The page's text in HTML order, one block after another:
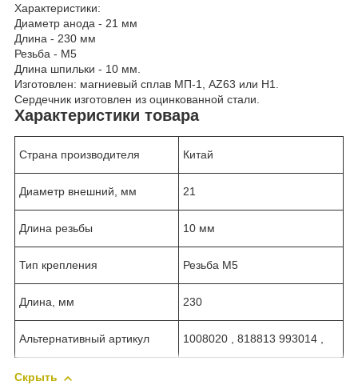
Характеристики:
Диаметр анода - 21 мм
Длина - 230 мм
Резьба - М5
Длина шпильки - 10 мм.
Изготовлен: магниевый сплав МП-1, AZ63 или Н1.
Сердечник изготовлен из оцинкованной стали.
Характеристики товара
Страна производителя Китай
Диаметр внешний, мм 21
Длина резьбы 10 мм
Тип крепления Резьба М5
Длина, мм 230
Альтернативный артикул 1008020 , 818813 993014 ,
Скрыть